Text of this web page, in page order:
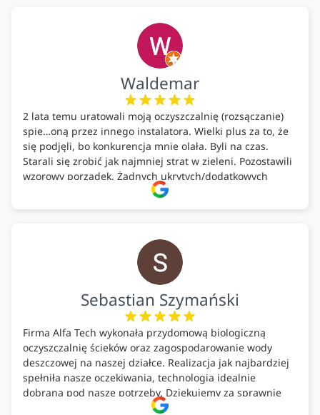
ekologicznych rozwiązań!🍀
Waldemar
2 lata temu uratowali moją oczyszczalnię (rozsączanie)
spie…oną przez innego instalatora. Wielki plus za to, że
się podjęli, bo konkurencja mnie olała. Byli na czas.
Starali się zrobić jak najmniej strat w zieleni. Pozostawili
wzorowy porządek. Żadnych ukrytych/dodatkowych
kosztów. Zaskoczenie. Kontakt bardzo OK. Obsługa
pomontażowa również OK. A ich środki do oczyszczalni –
Sebastian Szymański
Firma Alfa Tech wykonała przydomową biologiczną
oczyszczalnię ścieków oraz zagospodarowanie wody
deszczowej na naszej działce. Realizacja jak najbardziej
spełniła nasze oczekiwania, technologia idealnie
dobrana pod nasze potrzeby. Dziękujemy za sprawnie
wykonany montaż w świetnej atmosferze! Polecam!